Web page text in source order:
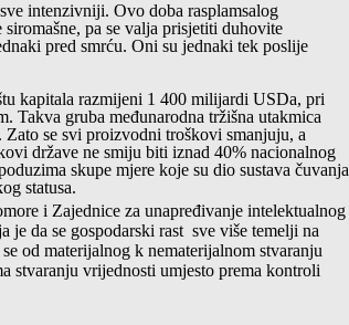
intenzivniji. Ovo doba rasplamsalog
pa se valja prisjetiti duhovite
pred smrću. Oni su jednaki tek poslije
kapitala razmijeni 1 400 milijardi USDa, pri
gruba međunarodna tržišna utakmica
se svi proizvodni troškovi smanjuju, a
države ne smiju biti iznad 40% nacionalnog
skupe mjere koje su dio sustava čuvanja
statusa.
i Zajednice za unapređivanje intelektualnog
je da se gospodarski rast sve više temelji na
od materijalnog k nematerijalnom stvaranju
stvaranju vrijednosti umjesto prema kontroli